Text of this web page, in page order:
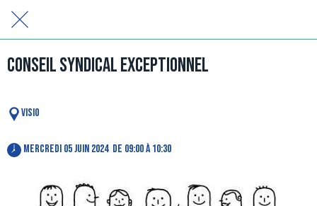
Conseil Syndical Exceptionnel
visio
mercredi 05 juin 2024  de 09:00 à 10:30